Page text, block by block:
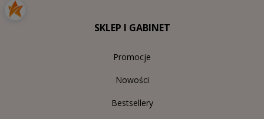
SKLEP I GABINET
Promocje
Nowości
Bestsellery